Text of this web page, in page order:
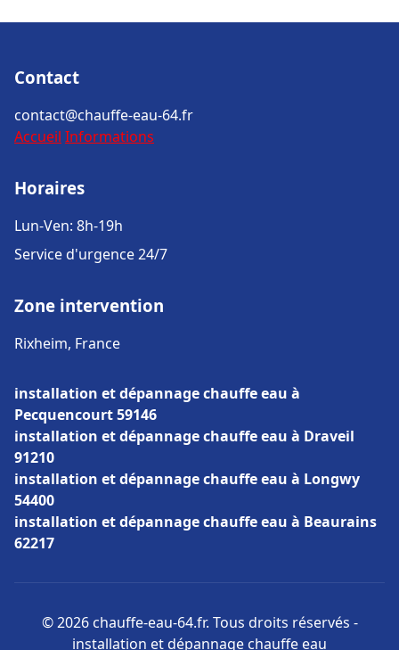
Contact
contact@chauffe-eau-64.fr
Accueil Informations
Horaires
Lun-Ven: 8h-19h
Service d'urgence 24/7
Zone intervention
Rixheim, France
installation et dépannage chauffe eau à
Pecquencourt 59146
installation et dépannage chauffe eau à Draveil
91210
installation et dépannage chauffe eau à Longwy
54400
installation et dépannage chauffe eau à Beaurains
62217
© 2026 chauffe-eau-64.fr. Tous droits réservés -
installation et dépannage chauffe eau